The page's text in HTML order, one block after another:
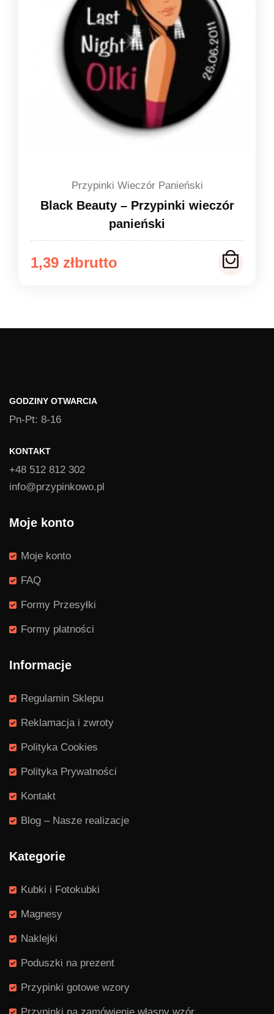
Przypinki Wieczór Panieński
Black Beauty – Przypinki wieczór
panieński
1,39 zł
Zakres
1,39 zł
GODZINY OTWARCIA
Pn-Pt: 8-16
KONTAKT
+48 512 812 302
info@przypinkowo.pl
Moje konto
Moje konto
FAQ
Formy Przesyłki
Formy płatności
Informacje
Regulamin Sklepu
Reklamacja i zwroty
Polityka Cookies
Polityka Prywatności
Kontakt
Blog – Nasze realizacje
Kategorie
Kubki i Fotokubki
Magnesy
Naklejki
Poduszki na prezent
Przypinki gotowe wzory
Przypinki na zamówienie własny wzór